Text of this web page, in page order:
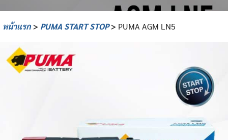
บเรา
หน้าแรก> PUMA START STOP> PUMA AGM LN5